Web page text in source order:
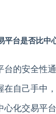
平台是否比中
台的安全性
在自己手中
心化交易平